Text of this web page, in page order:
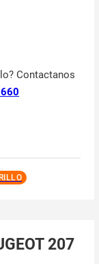
Contactanos
207